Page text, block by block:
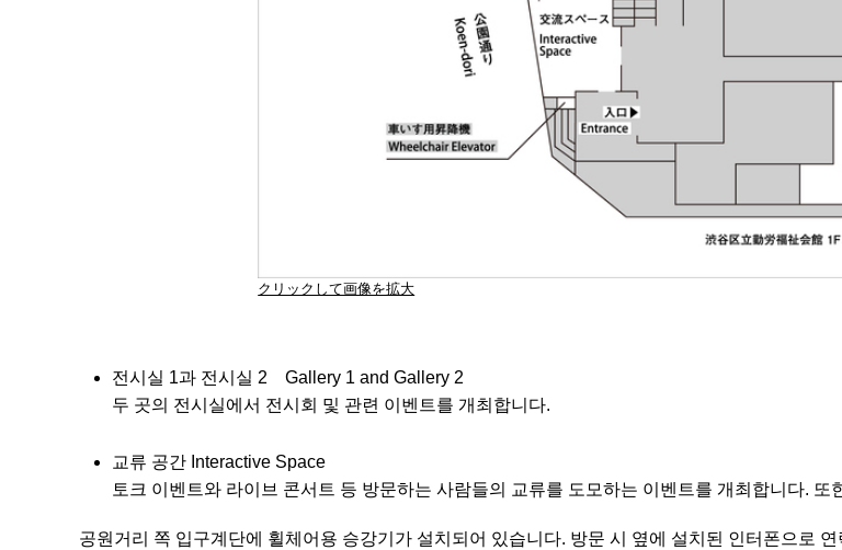
クリックして画像を拡大
전시실 1과 전시실 2 Gallery 1 and Gallery 2
두 곳의 전시실에서 전시회 및 관련 이벤트를 개최합니다.
교류 공간 Interactive Space
토크 이벤트와 라이브 콘서트 등 방문하는 사람들의 교류를 도모하는 이벤트를 개최합니다.
공원거리 쪽 입구계단에 휠체어용 승강기가 설치되어 있습니다. 방문 시 옆에 설치된 인터폰으로